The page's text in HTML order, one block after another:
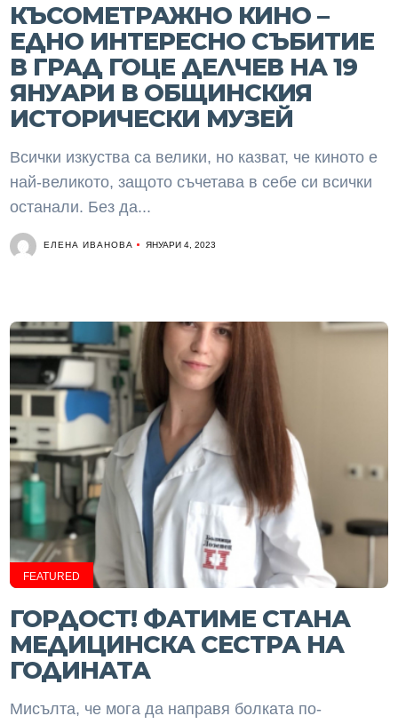
КЪСОМЕТРАЖНО КИНО –
ЕДНО ИНТЕРЕСНО СЪБИТИЕ
В ГРАД ГОЦЕ ДЕЛЧЕВ НА 19
ЯНУАРИ В ОБЩИНСКИЯ
ИСТОРИЧЕСКИ МУЗЕЙ
Всички изкуства са велики, но казват, че киното е
най-великото, защото съчетава в себе си всички
останали. Без да...
ЕЛЕНА ИВАНОВА ЯНУАРИ 4, 2023
FEATURED
ГОРДОСТ! ФАТИМЕ СТАНА
МЕДИЦИНСКА СЕСТРА НА
ГОДИНАТА
Мисълта, че мога да направя болката по-